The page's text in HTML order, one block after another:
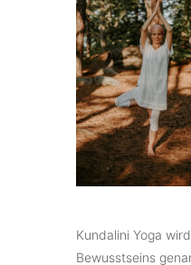
Kundalini Yoga
Bewusstseins